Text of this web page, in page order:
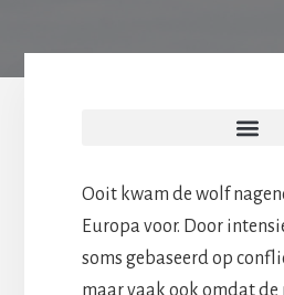
Ooit kwam de wolf
Europa voor. Door
soms gebaseerd op
maar vaak ook omdat de